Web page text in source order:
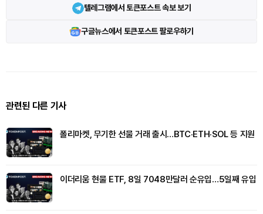
텔레그램에서 토큰포스트 속보 보기
구글뉴스에서 토큰포스트 팔로우하기
관련된 다른 기사
폴리마켓, 무기한 선물 거래 출시…BTC·ETH·SOL 등 지원
이더리움 현물 ETF, 8일 7048만달러 순유입…5일째 유입